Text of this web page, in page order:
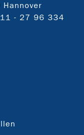
- 27 96 334